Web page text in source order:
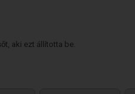
aki ezt állította be.